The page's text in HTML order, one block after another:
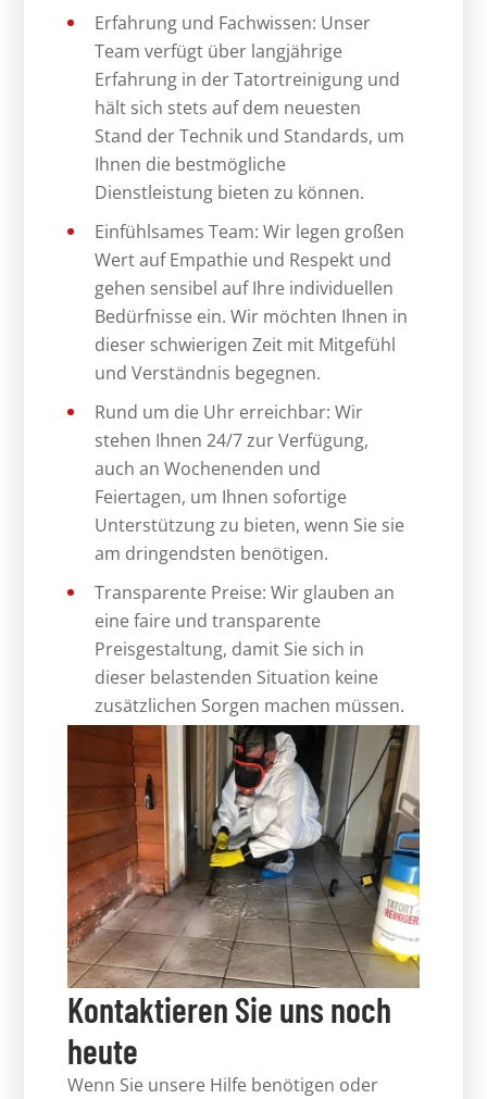
Erfahrung und Fachwissen: Unser
Team verfügt über langjährige
Erfahrung in der Tatortreinigung und
hält sich stets auf dem neuesten
Stand der Technik und Standards, um
Ihnen die bestmögliche
Dienstleistung bieten zu können.
Einfühlsames Team: Wir legen großen
Wert auf Empathie und Respekt und
gehen sensibel auf Ihre individuellen
Bedürfnisse ein. Wir möchten Ihnen in
dieser schwierigen Zeit mit Mitgefühl
und Verständnis begegnen.
Rund um die Uhr erreichbar: Wir
stehen Ihnen 24/7 zur Verfügung,
auch an Wochenenden und
Feiertagen, um Ihnen sofortige
Unterstützung zu bieten, wenn Sie sie
am dringendsten benötigen.
Transparente Preise: Wir glauben an
eine faire und transparente
Preisgestaltung, damit Sie sich in
dieser belastenden Situation keine
zusätzlichen Sorgen machen müssen.
Kontaktieren Sie uns noch
heute
Wenn Sie unsere Hilfe benötigen oder